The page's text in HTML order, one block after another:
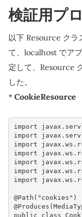
検証用プ
以下 Resource ク
て、localhost でア
定して、Resource
した。
* CookieResource
import
import
import
import
import
import
import
@Path ( "cookies" )
@Produces (
public
class